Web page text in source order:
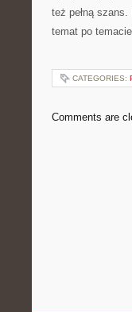
też pełną
temat po
CATEGORIES:
Comments are